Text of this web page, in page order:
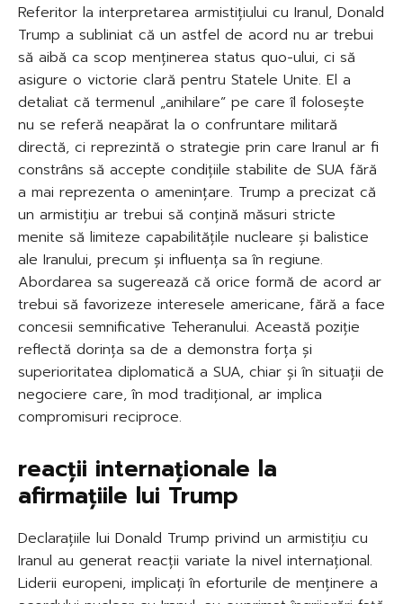
Referitor la interpretarea armistițiului cu Iranul, Donald
Trump a subliniat că un astfel de acord nu ar trebui
să aibă ca scop menținerea status quo-ului, ci să
asigure o victorie clară pentru Statele Unite. El a
detaliat că termenul „anihilare” pe care îl folosește
nu se referă neapărat la o confruntare militară
directă, ci reprezintă o strategie prin care Iranul ar fi
constrâns să accepte condițiile stabilite de SUA fără
a mai reprezenta o amenințare. Trump a precizat că
un armistițiu ar trebui să conțină măsuri stricte
menite să limiteze capabilitățile nucleare și balistice
ale Iranului, precum și influența sa în regiune.
Abordarea sa sugerează că orice formă de acord ar
trebui să favorizeze interesele americane, fără a face
concesii semnificative Teheranului. Această poziție
reflectă dorința sa de a demonstra forța și
superioritatea diplomatică a SUA, chiar și în situații de
negociere care, în mod tradițional, ar implica
compromisuri reciproce.
reacții internaționale la
afirmațiile lui Trump
Declarațiile lui Donald Trump privind un armistițiu cu
Iranul au generat reacții variate la nivel internațional.
Liderii europeni, implicați în eforturile de menținere a